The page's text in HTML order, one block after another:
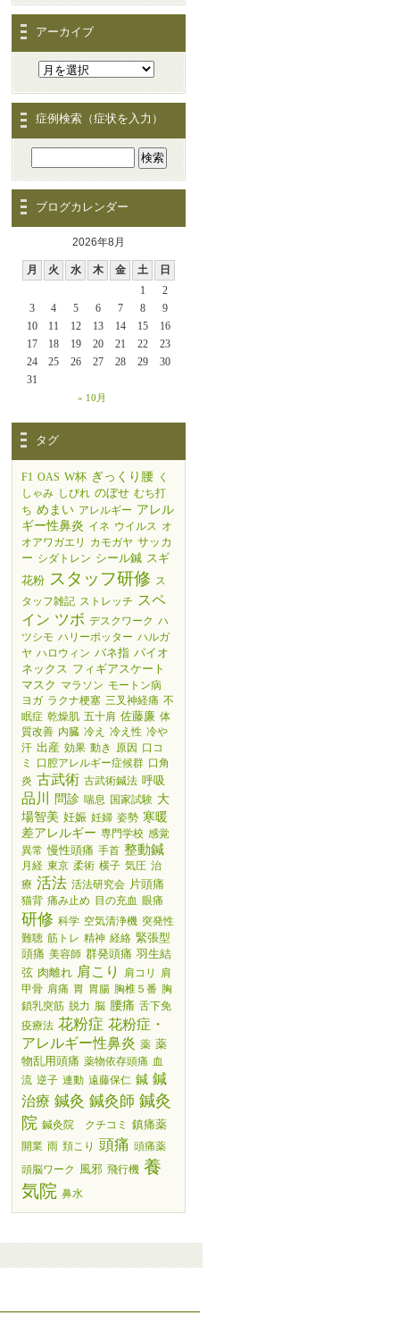
アーカイブ
症例検索（症状を入力）
ブログカレンダー
2026年8月
月 火 水 木 金 土
日
1
2
3
4 5 6 7 8
9
10
11 12 13 14 15
16
17
18 19 20 21 22
23
24
25 26 27 28 29
30
31
« 10月
タグ
F1 OAS W杯 ぎっくり腰 く
しゃみ しびれ のぼせ むち打
ち めまい アレルギー アレル
ギー性鼻炎 イネ ウイルス オ
オアワガエリ
カモガヤ サッカ
ー シダトレン シール鍼 スギ
花粉 スタッフ研修 ス
タッフ雑記 ストレッチ スペ
イン ツボ デスクワーク ハ
ツシモ ハリーポッター ハルガ
ヤ ハロウィン バネ指 パイオ
ネックス フィギアスケート
マスク マラソン モートン病
ヨガ ラクナ梗塞 三叉神経痛 不
眠症 乾燥肌 五十肩 佐藤廉 体
質改善 内臓 冷え 冷え性 冷や
汗 出産 効果 動き 原因 口コ
ミ
口腔アレルギー症候群 口角
炎 古武術 古武術鍼法 呼吸
品川 問診 喘息 国家試験 大
場智美 妊娠 妊婦 姿勢 寒暖
差アレルギー 専門学校 感覚
異常 慢性頭痛 手首 整動鍼
月経 東京 柔術 横子 気圧 治
療 活法 活法研究会 片頭痛
猫背 痛み止め 目の充血 眼痛
研修 科学 空気清浄機 突発性
難聴 筋トレ 精神 経絡 緊張型
頭痛 美容師 群発頭痛 羽生結
弦 肉離れ 肩こり 肩コリ
肩
甲骨 肩痛 胃 胃腸 胸椎５番 胸
鎖乳突筋 脱力 脳 腰痛 舌下免
疫療法 花粉症 花粉症・
アレルギー性鼻炎 薬 薬
物乱用頭痛 薬物依存頭痛 血
流 逆子 連動 遠藤保仁 鍼 鍼
治療 鍼灸 鍼灸師 鍼灸
院 鍼灸院 クチコミ 鎮痛薬
開業 雨 頚こり 頭痛 頭痛薬
頭脳ワーク 風邪 飛行機 養
気院 鼻水